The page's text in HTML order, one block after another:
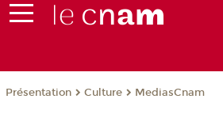
Présentation Culture MediasCnam